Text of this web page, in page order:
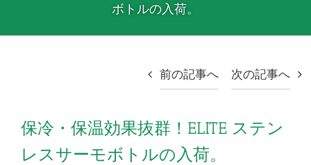
ボトルの入荷。
前の記事へ 次の記事へ
保冷・保温効果抜群！ELITE ステン
レスサーモボトルの入荷。